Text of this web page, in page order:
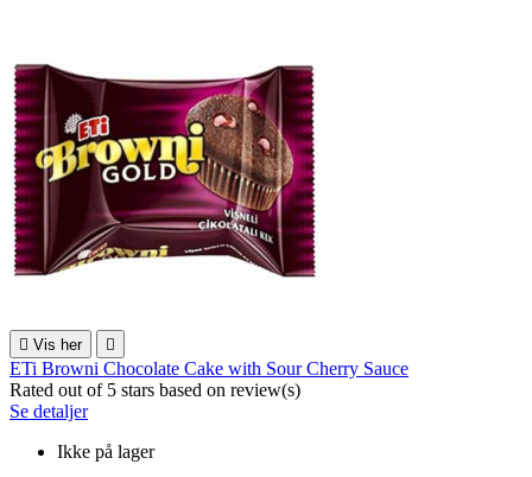
 Vis her 
ETi Browni Chocolate Cake with Sour Cherry Sauce
Rated out of 5 stars based on review(s)
Se detaljer
Ikke på lager